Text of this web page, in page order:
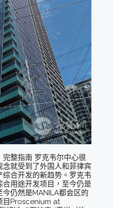
整指南 罗克韦尔中心很
就受到了外国人和菲律宾
合开发的新趋势。罗克韦
用途开发项目，至今仍是
仍然是MANILA都会区的
目Proscenium at